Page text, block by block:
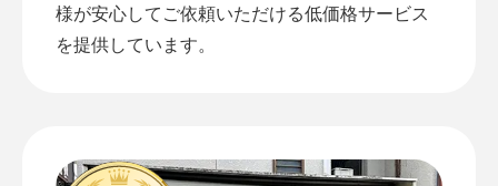
様が安心してご依頼いただける低価格サービス
を提供しています。